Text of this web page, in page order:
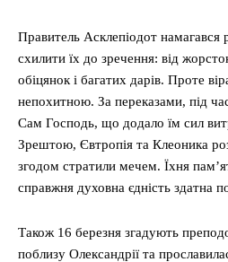
Правитель Асклепіодот намагався
схилити їх до зречення: від
обіцянок і багатих дарів. Проте
непохитною. За переказами, під
Сам Господь, що додало їм сил
Зрештою, Євтропія та Клеоника
згодом стратили мечем. Їхня
справжня духовна єдність здатна
Також 16 березня згадують
поблизу Олександрії та